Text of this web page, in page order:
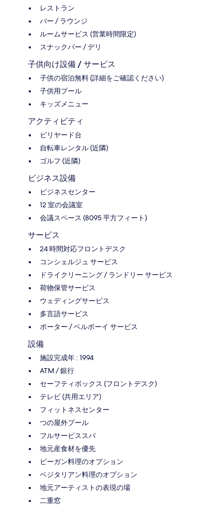
レストラン
バー / ラウンジ
ルームサービス (営業時間限定)
スナックバー / デリ
子供向け設備 / サービス
子供の宿泊無料 (詳細をご確認ください)
子供用プール
キッズメニュー
アクティビティ
ビリヤード台
自転車レンタル (近隣)
ゴルフ (近隣)
ビジネス設備
ビジネスセンター
12 室の会議室
会議スペース (8095 平方フィート)
サービス
24 時間対応フロントデスク
コンシェルジュ サービス
ドライクリーニング / ランドリー サービス
荷物保管サービス
ウェディングサービス
多言語サービス
ポーター / ベルボーイ サービス
設備
施設完成年 : 1994
ATM / 銀行
セーフティボックス (フロントデスク)
テレビ (共用エリア)
フィットネスセンター
つの屋外プール
フルサービススパ
地元産食材を優先
ビーガン料理のオプション
ベジタリアン料理のオプション
地元アーティストの表現の場
二重窓